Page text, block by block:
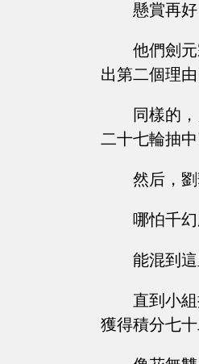
懸賞再
他們劍
出第二個理由
同樣的
二十七輪抽中
然后，
哪怕千
能混到
直到小
獲得積分七